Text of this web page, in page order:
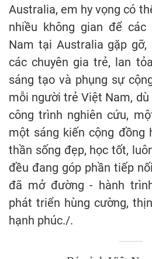
Australia, em hy vọng có
nhiều không gian để
Nam tại Australia gặp
các chuyên gia trẻ, lan
sáng tạo và phụng sự
mỗi người trẻ Việt Nam,
công trình nghiên cứu,
một sáng kiến cộng đồng
thần sống đẹp, học tốt,
đều đang góp phần tiếp
đã mở đường - hành
phát triển hùng cường,
hạnh phúc./.